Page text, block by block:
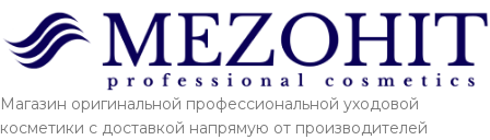
Магазин оригинальной профессиональной уходовой
косметики с доставкой напрямую от производителей